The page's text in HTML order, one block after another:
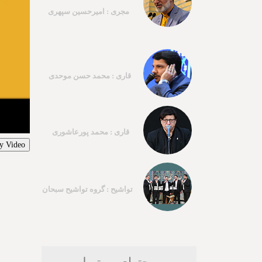
Video
مجری : امیرحسین سپهری
قاری : محمد حسن موحدی
قاری : محمد پورعاشوری
تواشیح : گروه تواشیح سبحان